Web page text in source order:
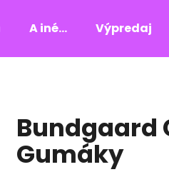
A iné... Výpredaj
Bundgaard
Gumáky
HĽADAŤ